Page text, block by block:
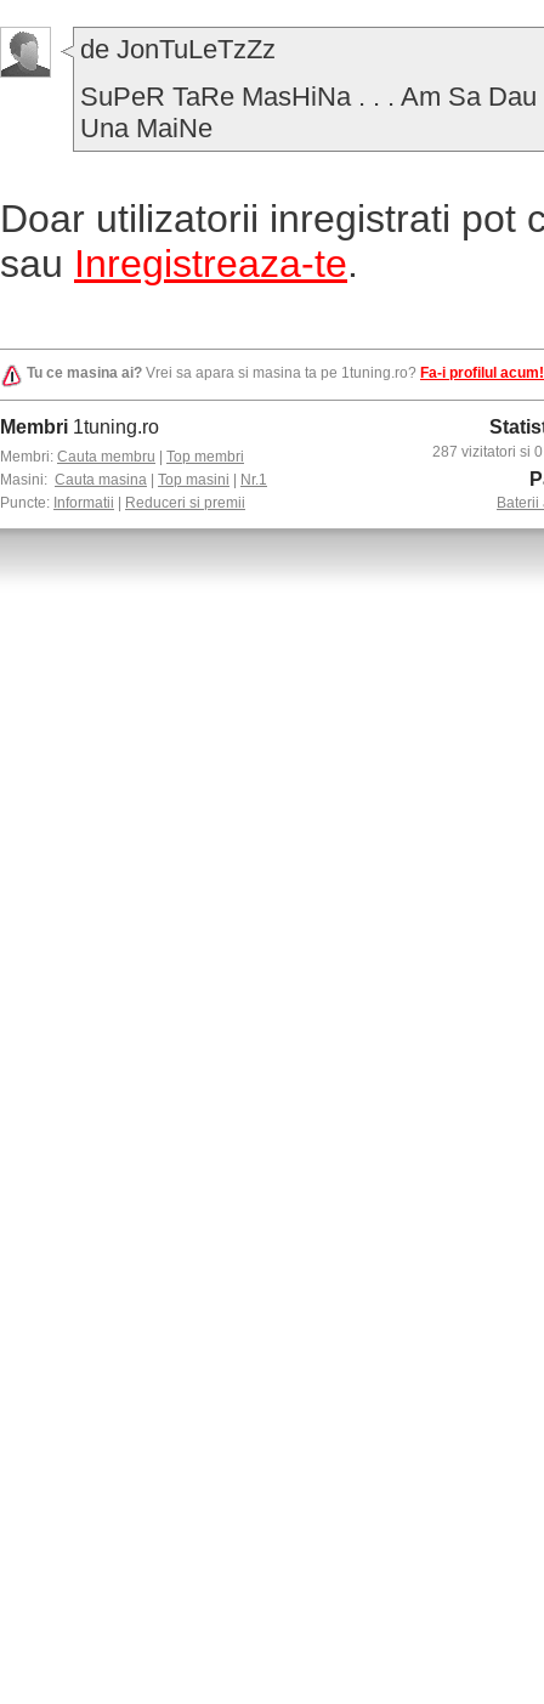
de JonTuLeTzZz
SuPeR TaRe MasHiNa . . . Am Sa
Una MaiNe
Doar utilizatorii inregistrati pot
sau Inregistreaza-te.
Tu ce masina ai? Vrei sa apara si masina ta pe 1tuning.ro? Fa-i profilul acum!
Membri 1tuning.ro
Membri: Cauta membru
Top membri
Masini: Cauta masina Top masini
Nr.1
Puncte: Informatii Reduceri si premii
287 vizitatori si